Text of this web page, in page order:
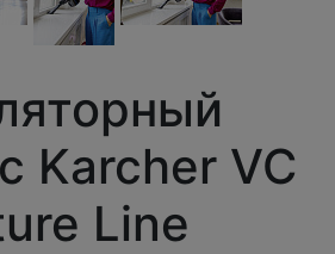
Karcher VC
Line